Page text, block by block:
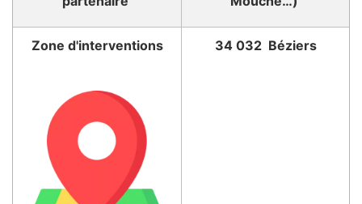
Zone d'interventions 34 032 Béziers